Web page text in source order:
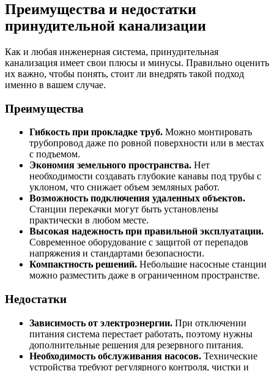
Преимущества и недостатки
принудительной канализации
Как и любая инженерная система, принудительная
канализация имеет свои плюсы и минусы. Правильно оценить
их важно, чтобы понять, стоит ли внедрять такой подход
именно в вашем случае.
Преимущества
Гибкость при прокладке труб. Можно монтировать
трубопровод даже по ровной поверхности или в местах
с подъемом.
Экономия земельного пространства. Нет
необходимости создавать глубокие канавы под трубы с
уклоном, что снижает объем земляных работ.
Возможность подключения удаленных объектов.
Станции перекачки могут быть установлены
практически в любом месте.
Высокая надежность при правильной эксплуатации.
Современное оборудование с защитой от перепадов
напряжения и стандартами безопасности.
Компактность решений. Небольшие насосные станции
можно разместить даже в ограниченном пространстве.
Недостатки
Зависимость от электроэнергии. При отключении
питания система перестает работать, поэтому нужны
дополнительные решения для резервного питания.
Необходимость обслуживания насосов. Технические
устройства требуют регулярного контроля, чистки и